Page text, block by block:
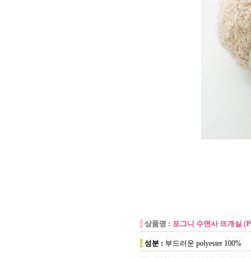
- 상품명 : 포그니 수면사 뜨개실
- 성분 : 부드러운 polyester 100%